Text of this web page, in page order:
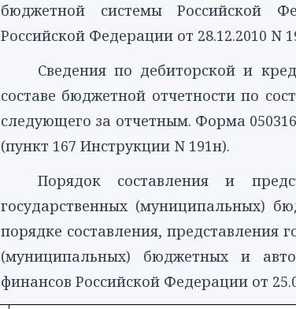
бюджетной системы Российской
Российской Федерации от 28.12.2010 N
Сведения по дебиторской и
составе бюджетной отчетности по
следующего за отчетным. Форма
(пункт 167 Инструкции N 191н).
Порядок составления и
государственных (муниципальных)
порядке составления, представления
(муниципальных) бюджетных и
финансов Российской Федерации от